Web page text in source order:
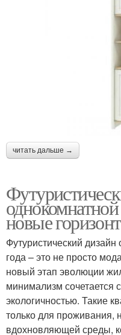
читать дальше →
новые
Футуристический
года – это не просто
новый этап эволюции
минимализм сочетается
экологичностью. Такие
только для проживания,
вдохновляющей среды,